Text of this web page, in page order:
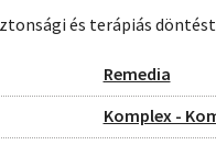
és terápiás
Remedia
Komplex -